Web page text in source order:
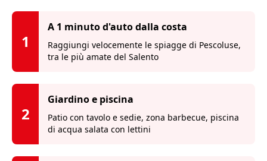
1
A 1 minuto d'auto dalla costa
Raggiungi velocemente le spiagge di Pescoluse,
tra le più amate del Salento
2
Giardino e piscina
Patio con tavolo e sedie, zona barbecue, piscina
di acqua salata con lettini